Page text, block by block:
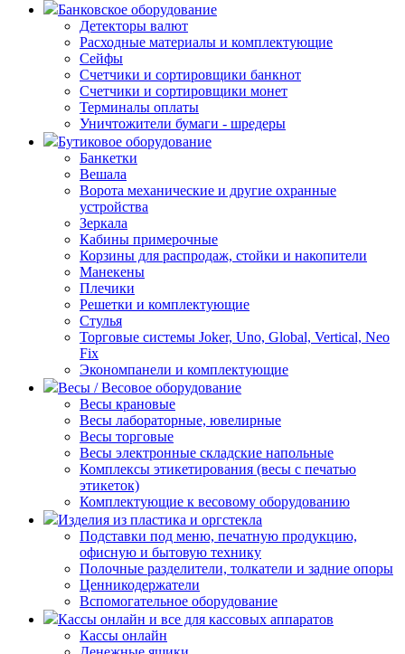
Банковское оборудование
Детекторы валют
Расходные материалы и комплектующие
Сейфы
Счетчики и сортировщики банкнот
Счетчики и сортировщики монет
Терминалы оплаты
Уничтожители бумаги - шредеры
Бутиковое оборудование
Банкетки
Вешала
Ворота механические и другие охранные
устройства
Зеркала
Кабины примерочные
Корзины для распродаж, стойки и накопители
Манекены
Плечики
Решетки и комплектующие
Стулья
Торговые системы Joker, Uno, Global, Vertical, Neo
Fix
Экономпанели и комплектующие
Весы / Весовое оборудование
Весы крановые
Весы лабораторные, ювелирные
Весы торговые
Весы электронные складские напольные
Комплексы этикетирования (весы с печатью
этикеток)
Комплектующие к весовому оборудованию
Изделия из пластика и оргстекла
Подставки под меню, печатную продукцию,
офисную и бытовую технику
Полочные разделители, толкатели и задние опоры
Ценникодержатели
Вспомогательное оборудование
Кассы онлайн и все для кассовых аппаратов
Кассы онлайн